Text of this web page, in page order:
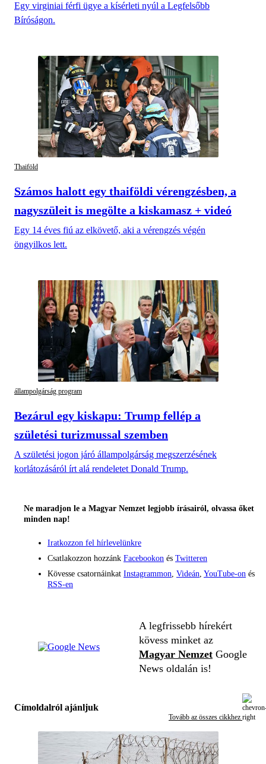
Egy virginiai férfi ügye a kísérleti nyúl a Legfelsőbb
Bíróságon.
Thaiföld
Számos halott egy thaiföldi vérengzésben, a
nagyszüleit is megölte a kiskamasz + videó
Egy 14 éves fiú az elkövető, aki a vérengzés végén
öngyilkos lett.
állampolgárság program
Bezárul egy kiskapu: Trump fellép a
születési turizmussal szemben
A születési jogon járó állampolgárság megszerzésének
korlátozásáról írt alá rendeletet Donald Trump.
Ne maradjon le a Magyar Nemzet legjobb írásairól, olvassa őket
minden nap!
Iratkozzon fel hírlevelünkre
Csatlakozzon hozzánk Facebookon és Twitteren
Kövesse csatornáinkat Instagrammon Videán YouTube-on és
RSS-en
A legfrissebb hírekért
kövess minket az
Magyar Nemzet Google
News oldalán is!
Címoldalról ajánljuk
Tovább az összes cikkhez